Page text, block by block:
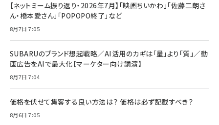
【ネットミーム振り返り・2026年7月】「映画ちいかわ」「佐藤二朗さ
ん・橋本愛さん」「POPOPO終了」など
8月7日 7:05
SUBARUのブランド想起戦略／AI活用のカギは「量」より「質」／動
画広告をAIで最大化【マーケター向け講演】
8月7日 7:04
価格を伏せて集客する良い方法は？ 価格は必ず記載すべき？
8月6日 7:05